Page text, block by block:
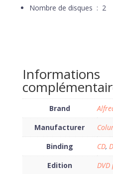
Nombre de disques ‏ : ‎ 2
Informations
Brand
Manufacturer
Binding
CD,
Edition
DVD